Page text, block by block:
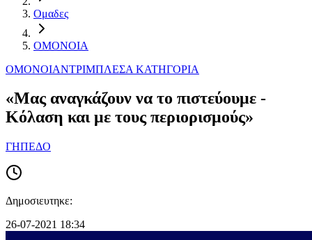
Ομαδες
ΟΜΟΝΟΙΑ
ΟΜΟΝΟΙΑΝΤΡΙΜΠΛΕΣΑ ΚΑΤΗΓΟΡΙΑ
«Μας αναγκάζουν να το πιστεύουμε -
Κόλαση και με τους περιορισμούς»
ΓΗΠΕΔΟ
Δημοσιευτηκε:
26-07-2021 18:34